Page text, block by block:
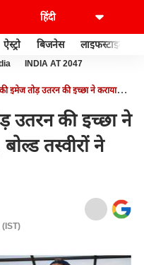
ऐस्ट्रो बिजनेस लाइफस्टाइल
INDIA AT 2047
इमेज तोड़ उतरन की इच्छा ने कराया
उतरन की इच्छा ने
तस्वीरों ने